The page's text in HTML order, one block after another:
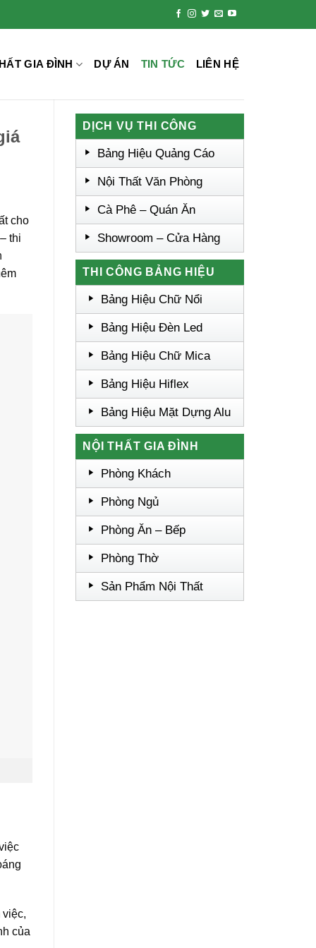
GIA ĐÌNH DỰ ÁN TIN TỨC LIÊN HỆ
cho
thi
của
DỊCH VỤ THI CÔNG
Bảng Hiệu Quảng Cáo
Nội Thất Văn Phòng
Cà Phê – Quán Ăn
Showroom – Cửa Hàng
THI CÔNG BẢNG HIỆU
Bảng Hiệu Chữ Nổi
Bảng Hiệu Đèn Led
Bảng Hiệu Chữ Mica
Bảng Hiệu Hiflex
Bảng Hiệu Mặt Dựng Alu
NỘI THẤT GIA ĐÌNH
Phòng Khách
Phòng Ngủ
Phòng Ăn – Bếp
Phòng Thờ
Sản Phẩm Nội Thất